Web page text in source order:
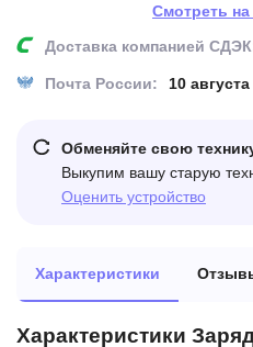
Смотреть на
Доставка компанией
Почта России: 10 августа
Обменяйте свою
Выкупим вашу старую
Оценить устройство
Характеристики
Характеристики